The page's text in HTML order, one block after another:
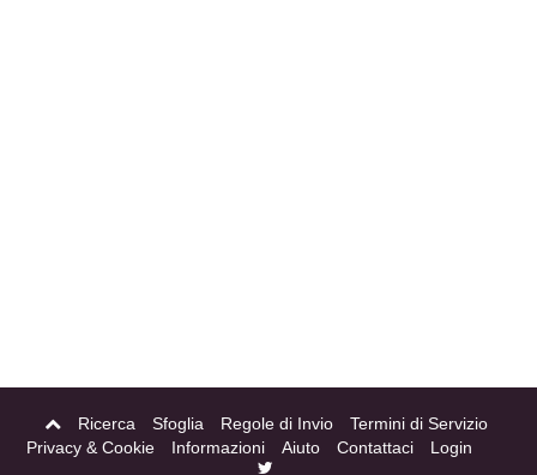
Ricerca Sfoglia Regole di Invio
Termini di Servizio
Privacy & Cookie
Informazioni Aiuto Contattaci Login